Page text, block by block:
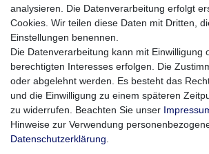
Technische Informationen:
Speicherkapazität: 32 GB
Leistungsklasse: Class 6
Lesegeschwindigkeit: bis zu 18 MB/s
Schreibgeschwindigkeit: bis zu 6 MB/s
Betriebssystem: Windows® Vista, XP,
Mac OS 9.0 und höher, Linux 2.4.0
Gewicht: ~ 2 g
analysieren. Die Datenverarbeitung erfolgt
Cookies. Wir teilen diese Daten mit Dritten,
Einstellungen benennen.
Die Datenverarbeitung kann mit Einwilligung
berechtigten Interesses erfolgen. Die
oder abgelehnt werden. Es besteht das
und die Einwilligung zu einem späteren
zu widerrufen. Beachten Sie unser
Hinweise zur Verwendung
Daten­schutz­erklärung